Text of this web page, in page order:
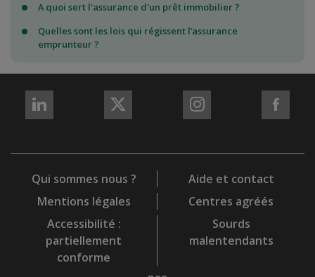
A quoi sert l'assurance d'un prêt immobilier ?
Quelles sont les lois qui régissent l’assurance
emprunteur ?
REJOIGNEZ-
REJOIGNEZ-
Qui sommes nous ?
Aide et contact
Mentions légales
Centres agréés
Accessibilité :
partiellement
conforme
Sourds
malentendants